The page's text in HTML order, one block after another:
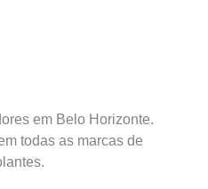
em Belo Horizonte.
todas as marcas de